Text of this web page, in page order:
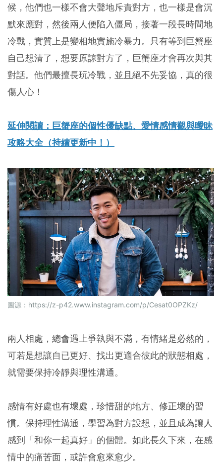
候，他們也一樣不會大聲地斥責對方，也一樣是會沉
默來應對，然後兩人便陷入僵局，接著一段長時間地
冷戰，實質上是變相地實施冷暴力。只有等到巨蟹座
自己想清了，想要原諒對方了，巨蟹座才會再次與其
對話。他們最擅長玩冷戰，並且絕不先妥協，真的很
傷人心！
延伸閱讀：巨蟹座的個性優缺點、愛情感情觀與曖昧
攻略大全（持續更新中！）
圖源： https://z-p42.www.instagram.com/p/Cesat0OPZKz/
兩人相處，總會遇上爭執與不滿，有情緒是必然的，
可若是想讓自已更好、找出更適合彼此的狀態相處，
就需要保持冷靜與理性溝通。
感情有好處也有壞處，珍惜甜的地方、修正壞的習
慣。保持理性溝通，學習為對方設想，並且成為讓人
感到「和你一起真好」的個體。如此長久下來，在感
情中的痛苦面，或許會愈來愈少。